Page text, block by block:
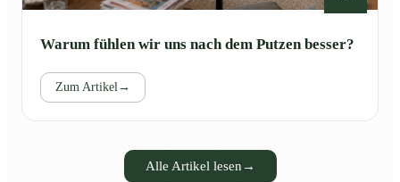
Warum fühlen wir uns nach dem Putzen besser?
Zum Artikel→
Alle Artikel lesen →